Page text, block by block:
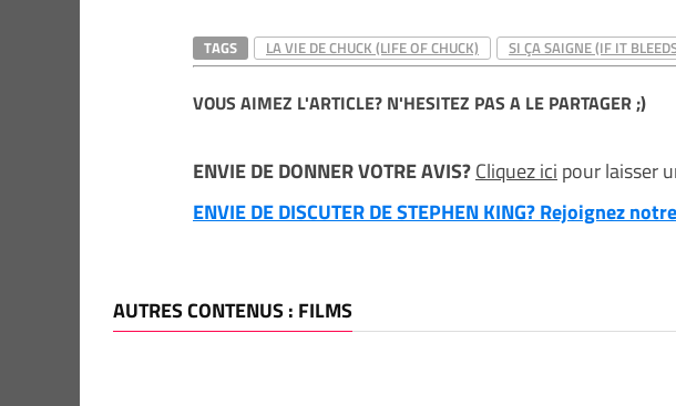
TAGS LA VIE DE CHUCK (LIFE OF CHUCK) SI ÇA SAIGNE (IF IT
VOUS AIMEZ L'ARTICLE? N'HESITEZ PAS A LE PARTAGER ;)
ENVIE DE DONNER VOTRE AVIS?Cliquez ici pour laisser
ENVIE DE DISCUTER DE STEPHEN KING? Rejoignez
AUTRES CONTENUS : FILMS